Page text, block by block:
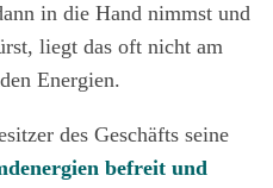
in die Hand nimmst und
liegt das oft nicht am
Energien.
des Geschäfts seine
befreit und